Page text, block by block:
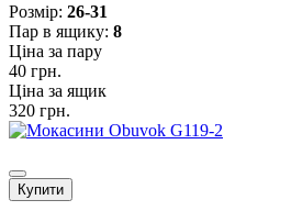
Розмiр: 26-31
Пар в ящику: 8
Ціна за пару
40 грн.
Ціна за ящик
320 грн.
Купити